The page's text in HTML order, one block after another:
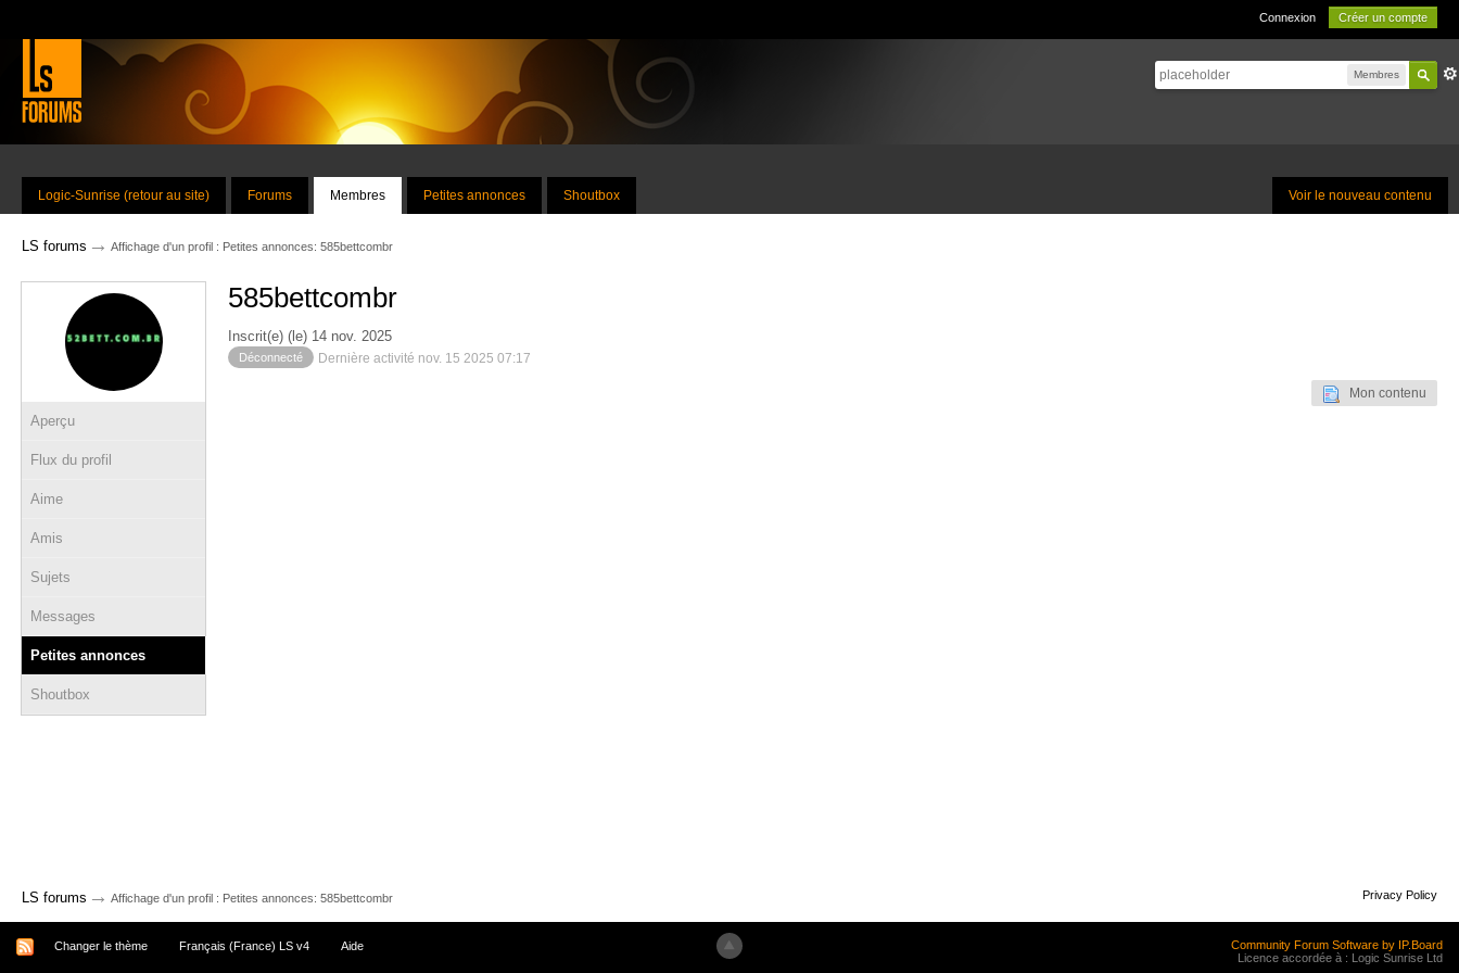
Connexion Créer un compte
Membres
Voir le nouveau contenu
Logic-Sunrise (retour au site) Forums Membres Petites annonces Shoutbox
LS forums → Affichage d'un profil : Petites annonces: 585bettcombr
Aperçu
Flux du profil
Aime
Amis
Sujets
Messages
Petites annonces
Shoutbox
585bettcombr
Inscrit(e) (le) 14 nov. 2025
Déconnecté Dernière activité nov. 15 2025 07:17
Mon contenu
LS forums → Affichage d'un profil : Petites annonces: 585bettcombr Privacy Policy
Changer le thème Français (France) LS v4 Aide
Community Forum Software by IP.Board
Licence accordée à : Logic Sunrise Ltd